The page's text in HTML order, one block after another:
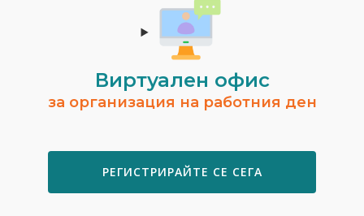
Виртуален офис
за организация на работния ден
РЕГИСТРИРАЙТЕ СЕ СЕГА